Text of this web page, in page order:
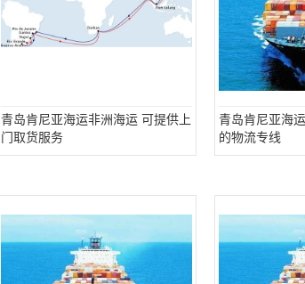
青岛肯尼亚海运非洲海运 可提供上
门取货服务
青岛肯尼亚海
的物流专线